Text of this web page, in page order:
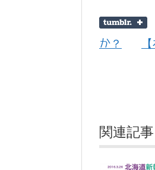
か？
関連記事